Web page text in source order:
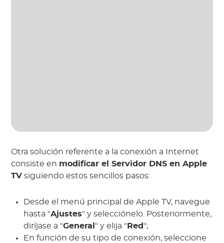
Otra solución referente a la conexión a Internet
consiste en modificar el Servidor DNS en Apple
TV siguiendo estos sencillos pasos:
Desde el menú principal de Apple TV, navegue
hasta "Ajustes" y selecciónelo. Posteriormente,
diríjase a "General " y elija " Red ";
En función de su tipo de conexión, seleccione